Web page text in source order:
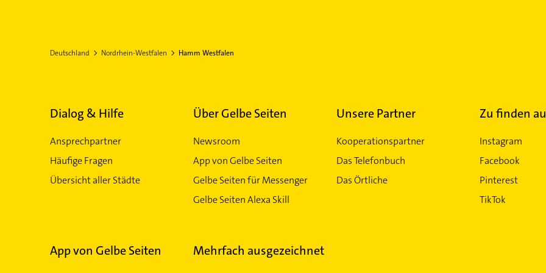
Deutschland Nordrhein-Westfalen Hamm Westfalen
Dialog & Hilfe
Ansprechpartner
Häufige Fragen
Übersicht aller Städte
Über Gelbe Seiten
Newsroom
App von Gelbe Seiten
Gelbe Seiten für Messenger
Gelbe Seiten Alexa Skill
Unsere Partner
Kooperationspartner
Das Telefonbuch
Das Örtliche
Zu finden
Instagram
Facebook
Pinterest
TikTok
App von Gelbe Seiten Mehrfach ausgezeichnet